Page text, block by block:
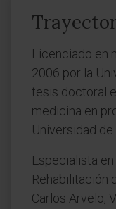
Licenciado en
2006 por la
tesis doctoral
medicina en
Universidad de
Especialista
Rehabilitación
Carlos Arvelo,